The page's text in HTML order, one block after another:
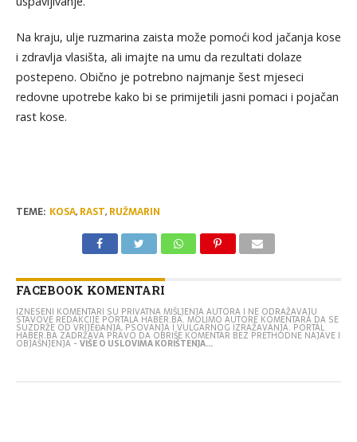
Na kraju, ulje ruzmarina zaista može pomoći kod jačanja kose
i zdravlja vlasišta, ali imajte na umu da rezultati dolaze
postepeno. Obično je potrebno najmanje šest mjeseci
redovne upotrebe kako bi se primijetili jasni pomaci i pojačan
rast kose.
TEME: KOSA, RAST, RUŽMARIN
FACEBOOK KOMENTARI
IZNESENI KOMENTARI SU PRIVATNA MIŠLJENJA AUTORA I NE ODRAŽAVAJU
STAVOVE REDAKCIJE PORTALA HABER.BA. MOLIMO AUTORE KOMENTARA DA SE
SUZDRŽE OD VRIJEĐANJA, PSOVANJA I VULGARNOG IZRAŽAVANJA. PORTAL
HABER.BA ZADRŽAVA PRAVO DA OBRIŠE KOMENTAR BEZ PRETHODNE NAJAVE I
OBJAŠNJENJA -VIŠE O USLOVIMA KORIŠTENJA...